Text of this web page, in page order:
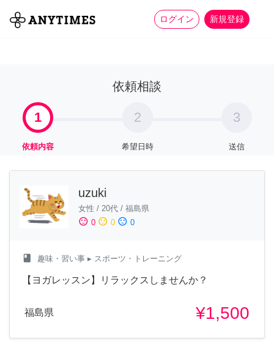
ログイン 新規登録
全て 家事 more_horiz
依頼相談
1
依頼内容
2
希望日時
3
送信
uzuki
女性 / 20代 / 福島県
sentiment_satisfied 0 sentiment_neutral 0 sentiment_dissatisfied 0
class 趣味・習い事 ▸ スポーツ・トレーニング
【ヨガレッスン】リラックスしませんか？
福島県 ¥1,500